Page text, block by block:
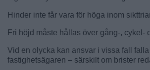
Hinder inte får vara för höga inom
Fri höjd måste hållas över gång-, cykel-
Vid en olycka kan ansvar i vissa fall
fastighetsägaren – särskilt om brister